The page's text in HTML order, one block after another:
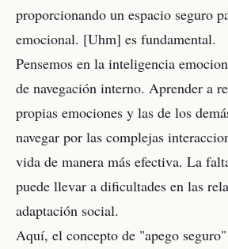
proporcionando un espacio seguro
emocional. [Uhm] es fundamental.
Pensemos en la inteligencia
de navegación interno. Aprender a
propias emociones y las de los
navegar por las complejas
vida de manera más efectiva. La
puede llevar a dificultades en las
adaptación social.
Aquí, el concepto de "apego